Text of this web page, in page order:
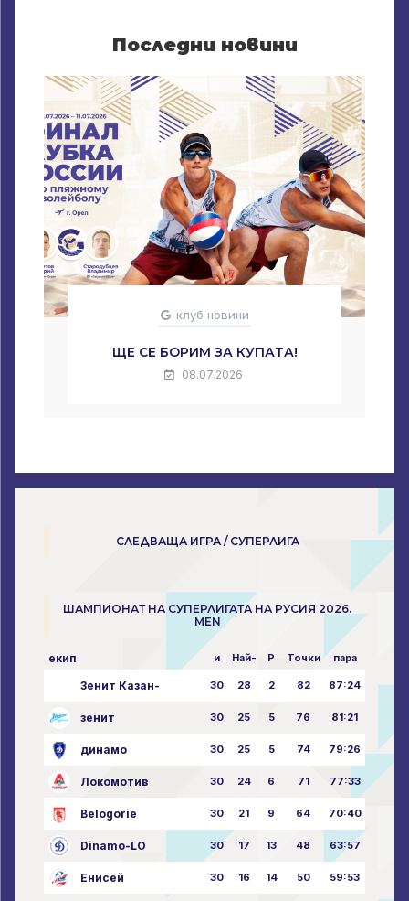
Последни новини
клуб новини
ЩЕ СЕ БОРИМ ЗА КУПАТА!
08.07.2026
СЛЕДВАЩА ИГРА / СУПЕРЛИГА
ШАМПИОНАТ НА СУПЕРЛИГАТА НА РУСИЯ 2026.
MEN
екип и Най- P Точки пара
Зенит Казан- 30 28 2 82 87:24
зенит 30 25 5 76 81:21
динамо 30 25 5 74 79:26
Локомотив 30 24 6 71 77:33
Belogorie 30 21 9 64 70:40
Dinamo-LO 30 17 13 48 63:57
Енисей 30 16 14 50 59:53